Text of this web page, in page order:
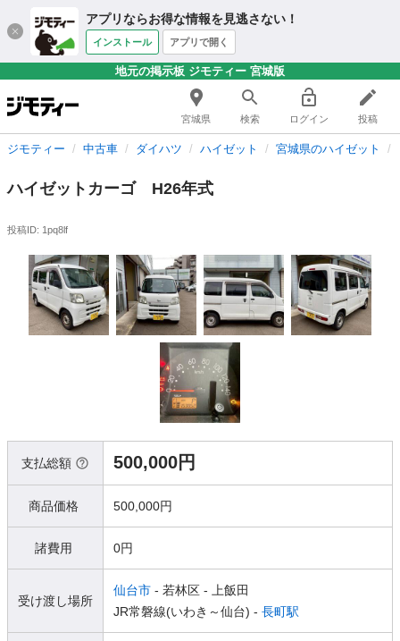
アプリならお得な情報を見逃さない！
インストール アプリで開く
地元の掲示板 ジモティー 宮城版
宮城県 検索 ログイン 投稿
ジモティー 中古車 ダイハツ ハイゼット 宮城県のハイゼット
ハイゼットカーゴ H26年式
投稿ID: 1pq8lf
支払総額 500,000円
商品価格 500,000円
諸費用 0円
受け渡し場所
仙台市 - 若林区 - 上飯田
JR常磐線(いわき～仙台) - 長町駅